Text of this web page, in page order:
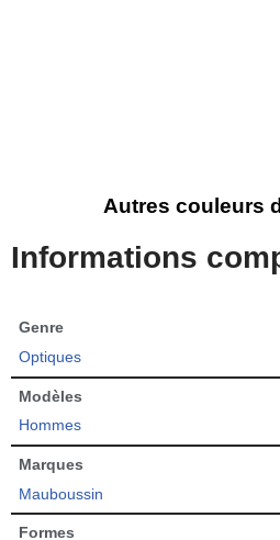
Autres couleurs
Informations
Genre
Optiques
Modèles
Hommes
Marques
Mauboussin
Formes